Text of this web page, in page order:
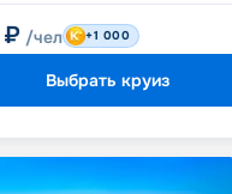
₽ /чел +1 000
Выбрать круиз